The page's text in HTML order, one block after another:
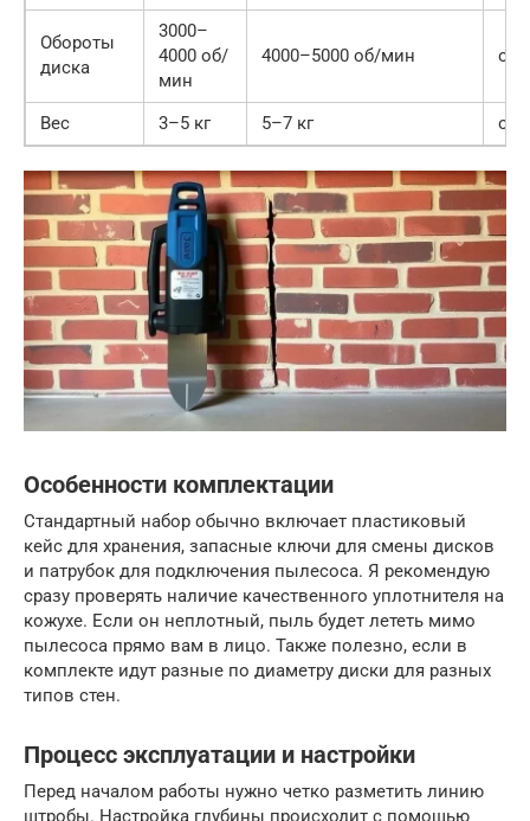
Обороты
диска
3000–
4000 об/
мин
4000–5000 об/мин от
Вес 3–5 кг 5–7 кг от
Особенности комплектации
Стандартный набор обычно включает пластиковый
кейс для хранения, запасные ключи для смены дисков
и патрубок для подключения пылесоса. Я рекомендую
сразу проверять наличие качественного уплотнителя на
кожухе. Если он неплотный, пыль будет лететь мимо
пылесоса прямо вам в лицо. Также полезно, если в
комплекте идут разные по диаметру диски для разных
типов стен.
Процесс эксплуатации и настройки
Перед началом работы нужно четко разметить линию
штробы. Настройка глубины происходит с помощью